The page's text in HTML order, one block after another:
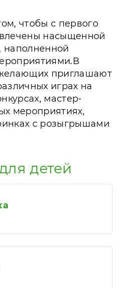
чтобы с первого
насыщенной
наполненной
приглашают
играх на
мастер-
мероприятиях,
с розыгрышами
детей